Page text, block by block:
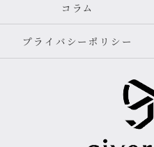
コラム
プライバシーポリシー